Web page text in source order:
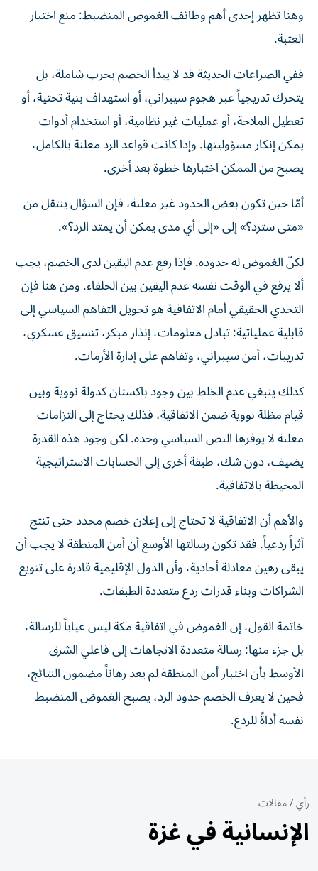
وهنا تظهر إحدى أهم وظائف الغموض المنضبط: منع اختبار
العتبة.
ففي الصراعات الحديثة قد لا يبدأ الخصم بحرب شاملة، بل
يتحرك تدريجياً عبر هجوم سيبراني، أو استهداف بنية تحتية، أو
تعطيل الملاحة، أو عمليات غير نظامية، أو استخدام أدوات
يمكن إنكار مسؤوليتها. وإذا كانت قواعد الرد معلنة بالكامل،
يصبح من الممكن اختبارها خطوة بعد أخرى.
أمّا حين تكون بعض الحدود غير معلنة، فإن السؤال ينتقل من
«متى سترد؟» إلى «إلى أي مدى يمكن أن يمتد الرد؟».
لكنّ الغموض له حدوده. فإذا رفع عدم اليقين لدى الخصم، يجب
ألا يرفع في الوقت نفسه عدم اليقين بين الحلفاء. ومن هنا فإن
التحدي الحقيقي أمام الاتفاقية هو تحويل التفاهم السياسي إلى
قابلية عملياتية: تبادل معلومات، إنذار مبكر، تنسيق عسكري،
تدريبات، أمن سيبراني، وتفاهم على إدارة الأزمات.
كذلك ينبغي عدم الخلط بين وجود باكستان كدولة نووية وبين
قيام مظلة نووية ضمن الاتفاقية، فذلك يحتاج إلى التزامات
معلنة لا يوفرها النص السياسي وحده. لكن وجود هذه القدرة
يضيف، دون شك، طبقة أخرى إلى الحسابات الاستراتيجية
المحيطة بالاتفاقية.
والأهم أن الاتفاقية لا تحتاج إلى إعلان خصم محدد حتى تنتج
أثراً ردعياً. فقد تكون رسالتها الأوسع أن أمن المنطقة لا يجب أن
يبقى رهين معادلة أحادية، وأن الدول الإقليمية قادرة على تنويع
الشراكات وبناء قدرات ردع متعددة الطبقات.
خاتمة القول، إن الغموض في اتفاقية مكة ليس غياباً للرسالة،
بل جزء منها: رسالة متعددة الاتجاهات إلى فاعلي الشرق
الأوسط بأن اختبار أمن المنطقة لم يعد رهاناً مضمون النتائج،
فحين لا يعرف الخصم حدود الرد، يصبح الغموض المنضبط
نفسه أداةً للردع.
رأي/مقالات
الإنسانية في غزة